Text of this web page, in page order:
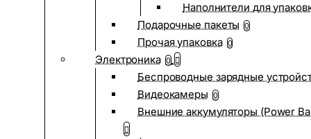
Наполнители для
Подарочные пакеты 0
Прочая упаковка 0
Электроника 0
Беспроводные зарядные
Видеокамеры 0
Внешние аккумуляторы (Power